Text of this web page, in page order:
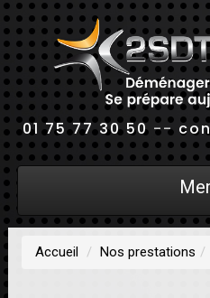
01 75 77 30 50--
Accueil Nos prestations